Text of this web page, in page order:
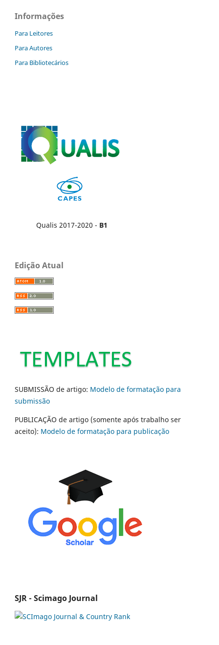
Informações
Para Leitores
Para Autores
Para Bibliotecários
Qualis 2017-2020 - B1
Edição Atual
SUBMISSÃO de artigo: Modelo de formatação para
submissão
PUBLICAÇÃO de artigo (somente após trabalho ser
aceito): Modelo de formatação para publicação
SJR - Scimago Journal